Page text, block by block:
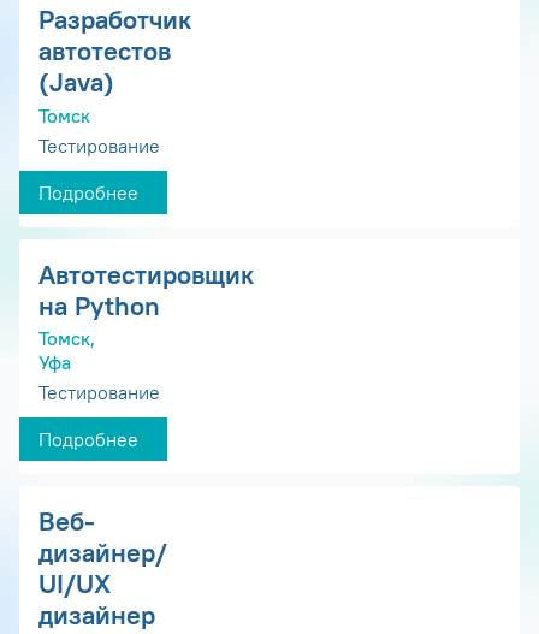
Разработчик
автотестов
(Java)
Томск
Тестирование
Подробнее
Автотестировщик
на Python
Томск,
Уфа
Тестирование
Подробнее
Веб-
дизайнер/
UI/UX
дизайнер